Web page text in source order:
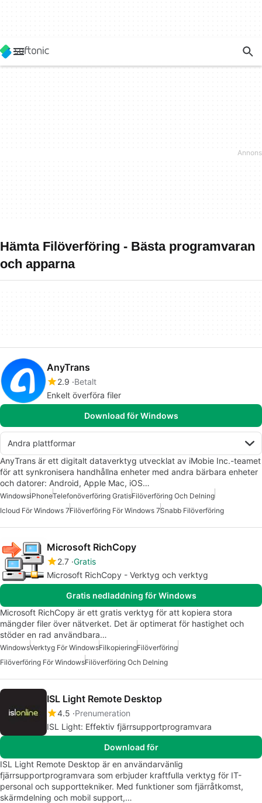
Hämta Filöverföring - Bästa programvaran
och apparna
AnyTrans
2.9 Betalt
Enkelt överföra filer
Download för Windows
Andra plattformar
AnyTrans är ett digitalt dataverktyg utvecklat av iMobie Inc.-teamet
för att synkronisera handhållna enheter med andra bärbara enheter
och datorer: Android, Apple Mac, iOS…
WindowsiPhoneTelefonöverföring GratisFilöverföring Och Delning
Icloud För Windows 7Filöverföring För Windows 7Snabb Filöverföring
Microsoft RichCopy
2.7 Gratis
Microsoft RichCopy - Verktyg och verktyg
Gratis nedladdning för Windows
Microsoft RichCopy är ett gratis verktyg för att kopiera stora
mängder filer över nätverket. Det är optimerat för hastighet och
stöder en rad användbara…
WindowsVerktyg För WindowsFilkopieringFilöverföring
Filöverföring För WindowsFilöverföring Och Delning
ISL Light Remote Desktop
4.5 Prenumeration
ISL Light: Effektiv fjärrsupportprogramvara
Download för
ISL Light Remote Desktop är en användarvänlig
fjärrsupportprogramvara som erbjuder kraftfulla verktyg för IT-
personal och supporttekniker. Med funktioner som fjärråtkomst,
skärmdelning och mobil support,…